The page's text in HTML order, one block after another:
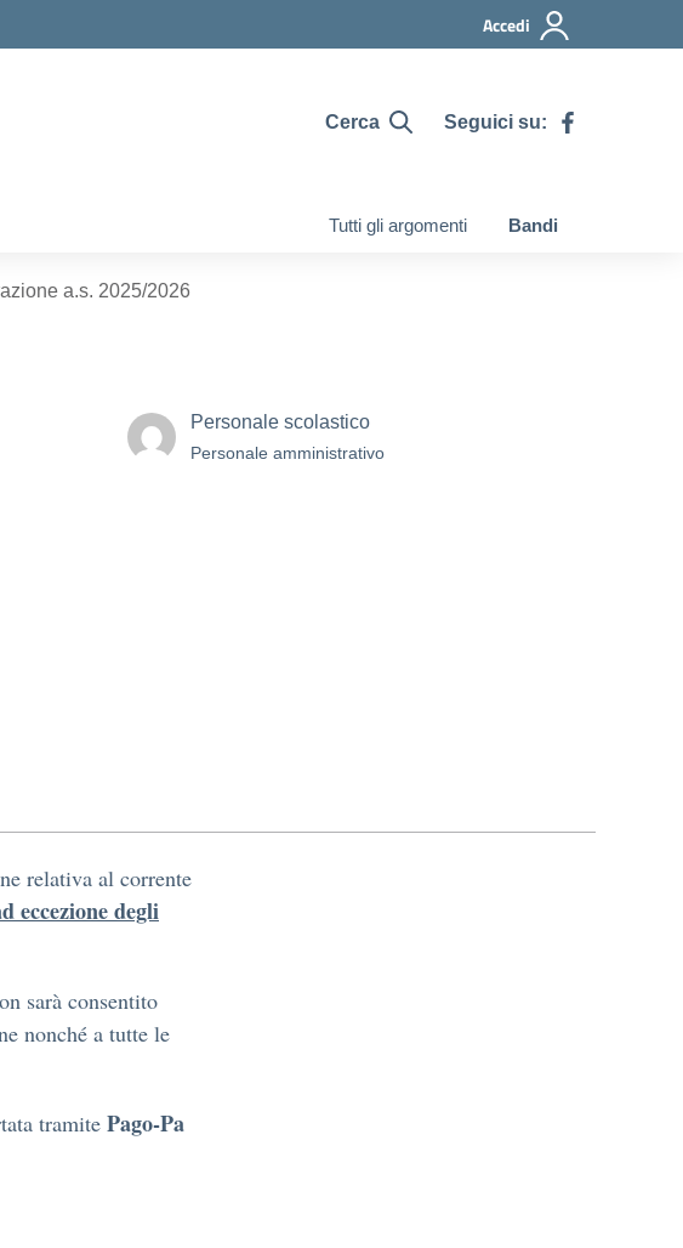
Accedi
Cerca Seguici su:
Tutti gli argomenti Bandi
a.s. 2025/2026
Personale scolastico
Personale amministrativo
relativa al corrente
eccezione degli
sarà consentito
nonché a tutte le
tramite Pago-Pa